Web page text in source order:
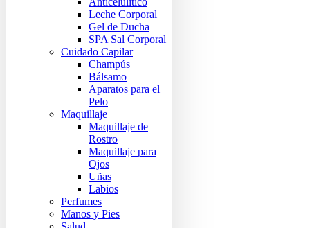
Leche Corporal
Gel de Ducha
SPA Sal Corporal
Cuidado Capilar
Champús
Bálsamo
Aparatos para el
Pelo
Maquillaje
Maquillaje de
Rostro
Maquillaje para
Ojos
Uñas
Labios
Perfumes
Manos y Pies